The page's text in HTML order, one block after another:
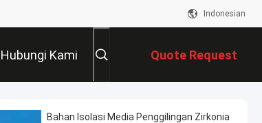
Indonesian
Hubungi Kami Quote Request
Suatu
Bahan Isolasi Media Penggilingan Zirkonia